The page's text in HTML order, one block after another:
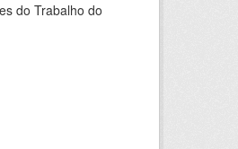
do Trabalho do